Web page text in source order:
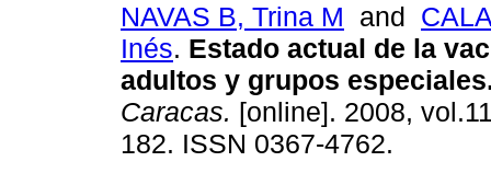
NAVAS B, Trina M and
Inés. Estado actual de la
adultos y grupos especiales
Caracas. [online]. 2008,
182. ISSN 0367-4762.